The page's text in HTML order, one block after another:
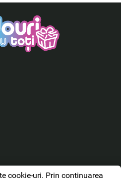
cookie-uri. Prin continuarea